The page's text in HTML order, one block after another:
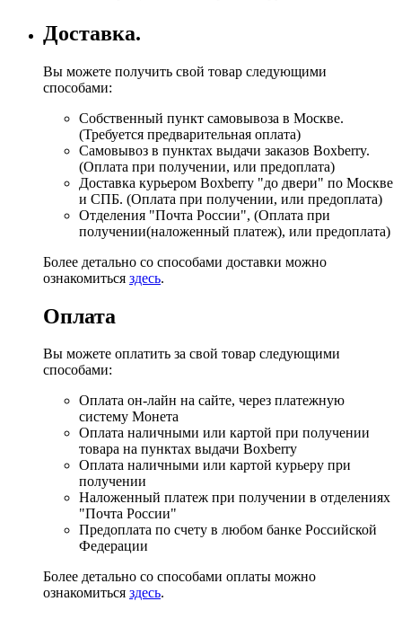
Доставка.
Вы можете получить свой товар следующими
способами:
Собственный пункт самовывоза в Москве.
(Требуется предварительная оплата)
Самовывоз в пунктах выдачи заказов Boxberry.
(Оплата при получении, или предоплата)
Доставка курьером Boxberry "до двери" по Москве
и СПБ. (Оплата при получении, или предоплата)
Отделения "Почта России", (Оплата при
получении(наложенный платеж), или предоплата)
Более детально со способами доставки можно
ознакомиться здесь.
Оплата
Вы можете оплатить за свой товар следующими
способами:
Оплата он-лайн на сайте, через платежную
систему Монета
Оплата наличными или картой при получении
товара на пунктах выдачи Boxberry
Оплата наличными или картой курьеру при
получении
Наложенный платеж при получении в отделениях
"Почта России"
Предоплата по счету в любом банке Российской
Федерации
Более детально со способами оплаты можно
ознакомиться здесь.